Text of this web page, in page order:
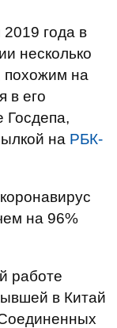
года в
несколько
похожим на
в его
Госдепа,
на РБК-
на 96%
работе
в Китай